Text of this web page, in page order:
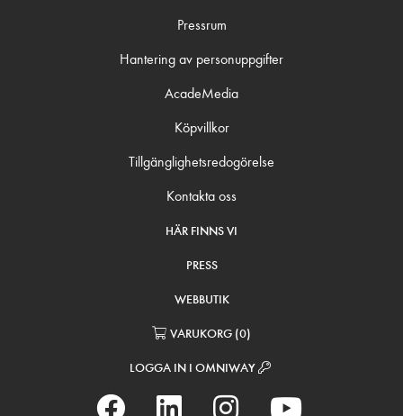
Pressrum
Hantering av personuppgifter
AcadeMedia
Köpvillkor
Tillgänglighetsredogörelse
Kontakta oss
HÄR FINNS VI
PRESS
WEBBUTIK
VARUKORG (0)
LOGGA IN I OMNIWAY